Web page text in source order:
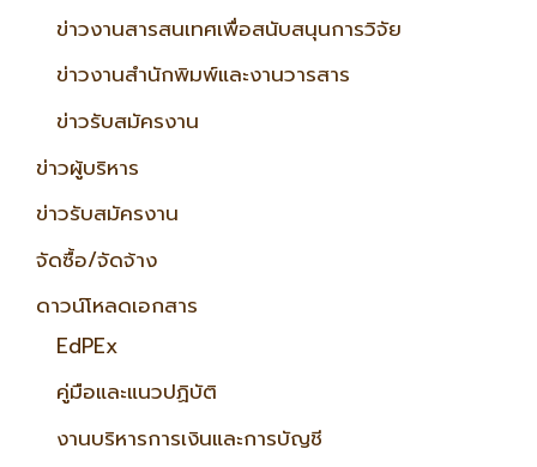
ข่าวงานสารสนเทศเพื่อสนับสนุนการวิจัย
ข่าวงานสำนักพิมพ์และงานวารสาร
ข่าวรับสมัครงาน
ข่าวผู้บริหาร
ข่าวรับสมัครงาน
จัดซื้อ/จัดจ้าง
ดาวน์โหลดเอกสาร
EdPEx
คู่มือและแนวปฏิบัติ
งานบริหารการเงินและการบัญชี